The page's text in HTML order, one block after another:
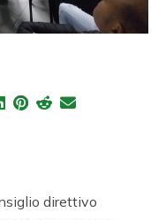
direttivo